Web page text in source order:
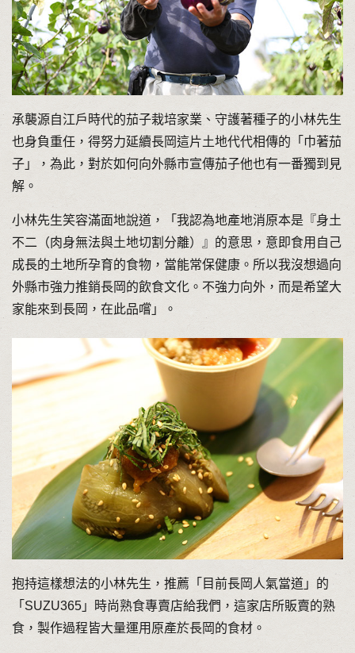
承襲源自江戶時代的茄子栽培家業、守護著種子的小林先生
也身負重任，得努力延續長岡這片土地代代相傳的「巾著茄
子」，為此，對於如何向外縣市宣傳茄子他也有一番獨到見
解。
小林先生笑容滿面地說道，「我認為地產地消原本是『身土
不二（肉身無法與土地切割分離）』的意思，意即食用自己
成長的土地所孕育的食物，當能常保健康。所以我沒想過向
外縣市強力推銷長岡的飲食文化。不強力向外，而是希望大
家能來到長岡，在此品嚐」。
抱持這樣想法的小林先生，推薦「目前長岡人氣當道」的
「SUZU365」時尚熟食專賣店給我們，這家店所販賣的熟
食，製作過程皆大量運用原產於長岡的食材。